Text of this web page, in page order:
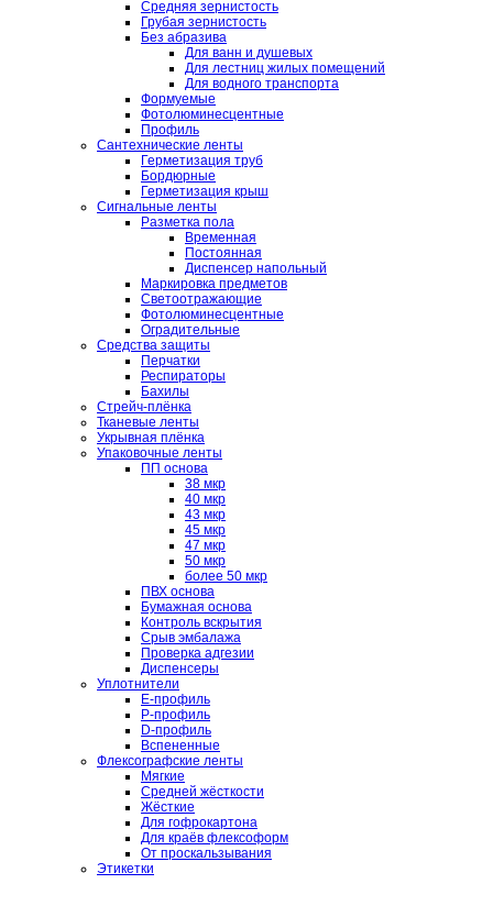
Средняя зернистость
Грубая зернистость
Без абразива
Для ванн и душевых
Для лестниц жилых помещений
Для водного транспорта
Формуемые
Фотолюминесцентные
Профиль
Сантехнические ленты
Герметизация труб
Бордюрные
Герметизация крыш
Сигнальные ленты
Разметка пола
Временная
Постоянная
Диспенсер напольный
Маркировка предметов
Светоотражающие
Фотолюминесцентные
Оградительные
Средства защиты
Перчатки
Респираторы
Бахилы
Стрейч-плёнка
Тканевые ленты
Укрывная плёнка
Упаковочные ленты
ПП основа
38 мкр
40 мкр
43 мкр
45 мкр
47 мкр
50 мкр
более 50 мкр
ПВХ основа
Бумажная основа
Контроль вскрытия
Срыв эмбалажа
Проверка адгезии
Диспенсеры
Уплотнители
E-профиль
P-профиль
D-профиль
Вспененные
Флексографские ленты
Мягкие
Средней жёсткости
Жёсткие
Для гофрокартона
Для краёв флексоформ
От проскальзывания
Этикетки